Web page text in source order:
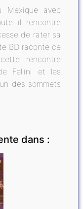
Mexique avec
il rencontre
de rater sa
BD raconte ce
rencontre
Fellini et les
des sommets
dans :